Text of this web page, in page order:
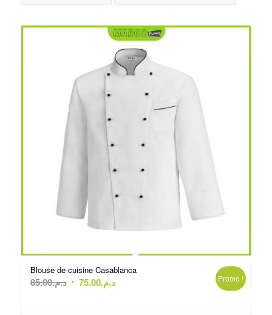
Blouse de cuisine Casablanca
د.م.85.00
Le
د.م.75.00
Le
Promo !